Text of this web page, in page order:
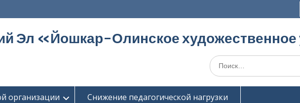
Эл «Йошкар-Олинское
Поиск
по:
организации
Снижение педагогической нагрузки